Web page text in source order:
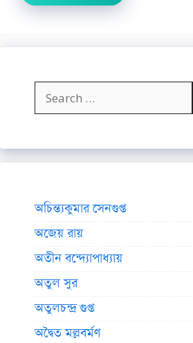
Search
for:
অচিন্ত্যকুমার সেনগুপ্ত
অজেয় রায়
অতীন বন্দ্যোপাধ্যায়
অতুল সুর
অতুলচন্দ্র গুপ্ত
অদ্বৈত মল্লবর্মণ